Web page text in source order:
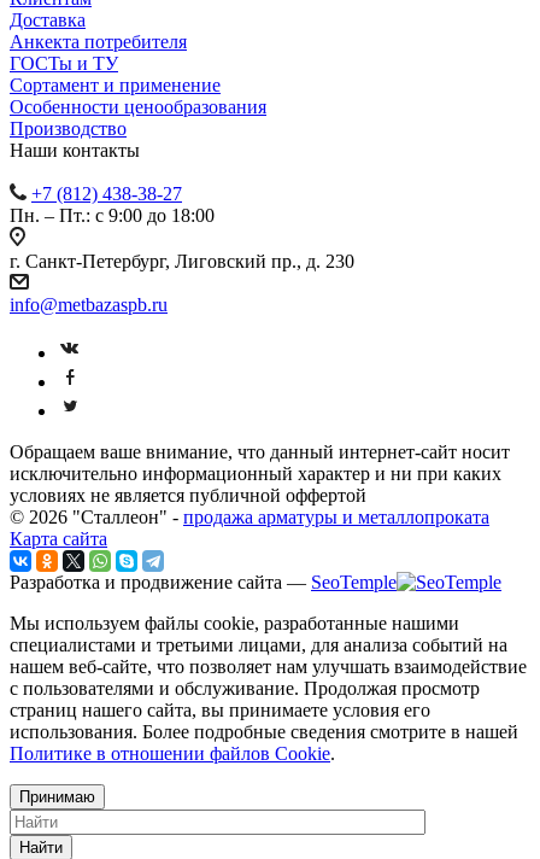
Доставка
Анкекта потребителя
ГОСТы и ТУ
Сортамент и применение
Особенности ценообразования
Производство
Наши контакты
+7 (812) 438-38-27
Пн. – Пт.: с 9:00 до 18:00
г. Санкт-Петербург, Лиговский пр., д. 230
info@metbazaspb.ru
Обращаем ваше внимание, что данный интернет-сайт носит
исключительно информационный характер и ни при каких
условиях не является публичной оффертой
© 2026 "Сталлеон" - продажа арматуры и металлопроката
Карта сайта
Разработка и продвижение сайта — SeoTemple
Мы используем файлы cookie, разработанные нашими
специалистами и третьими лицами, для анализа событий на
нашем веб-сайте, что позволяет нам улучшать взаимодействие
с пользователями и обслуживание. Продолжая просмотр
страниц нашего сайта, вы принимаете условия его
использования. Более подробные сведения смотрите в нашей
Политике в отношении файлов Cookie.
Принимаю
Найти